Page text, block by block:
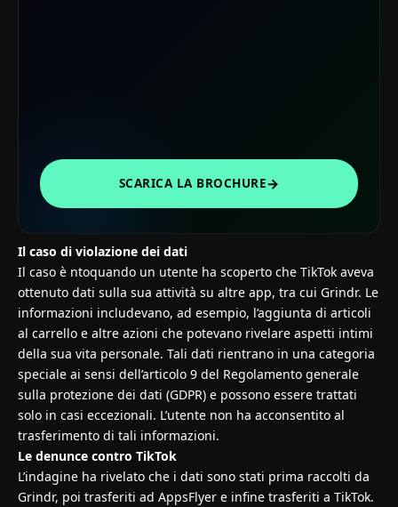
SCARICA LA BROCHURE→
Il caso di violazione dei dati
Il caso è ntoquando un utente ha scoperto che TikTok aveva
ottenuto dati sulla sua attività su altre app, tra cui Grindr. Le
informazioni includevano, ad esempio, l’aggiunta di articoli
al carrello e altre azioni che potevano rivelare aspetti intimi
della sua vita personale. Tali dati rientrano in una categoria
speciale ai sensi dell’articolo 9 del Regolamento generale
sulla protezione dei dati (GDPR) e possono essere trattati
solo in casi eccezionali. L’utente non ha acconsentito al
trasferimento di tali informazioni.
Le denunce contro TikTok
L’indagine ha rivelato che i dati sono stati prima raccolti da
Grindr, poi trasferiti ad AppsFlyer e infine trasferiti a TikTok.